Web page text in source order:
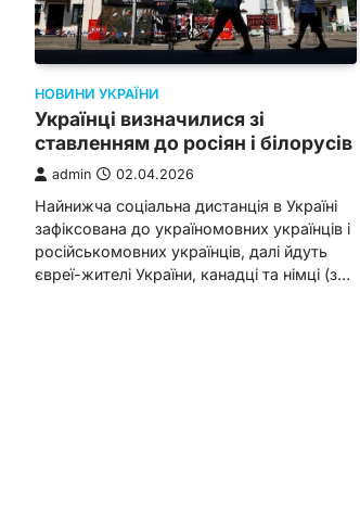
НОВИНИ УКРАЇНИ
Українці визначилися зі
ставленням до росіян і білорусів
admin 02.04.2026
Найнижча соціальна дистанція в Україні
зафіксована до україномовних українців і
російськомовних українців, далі йдуть
євреї-жителі України, канадці та німці (з…